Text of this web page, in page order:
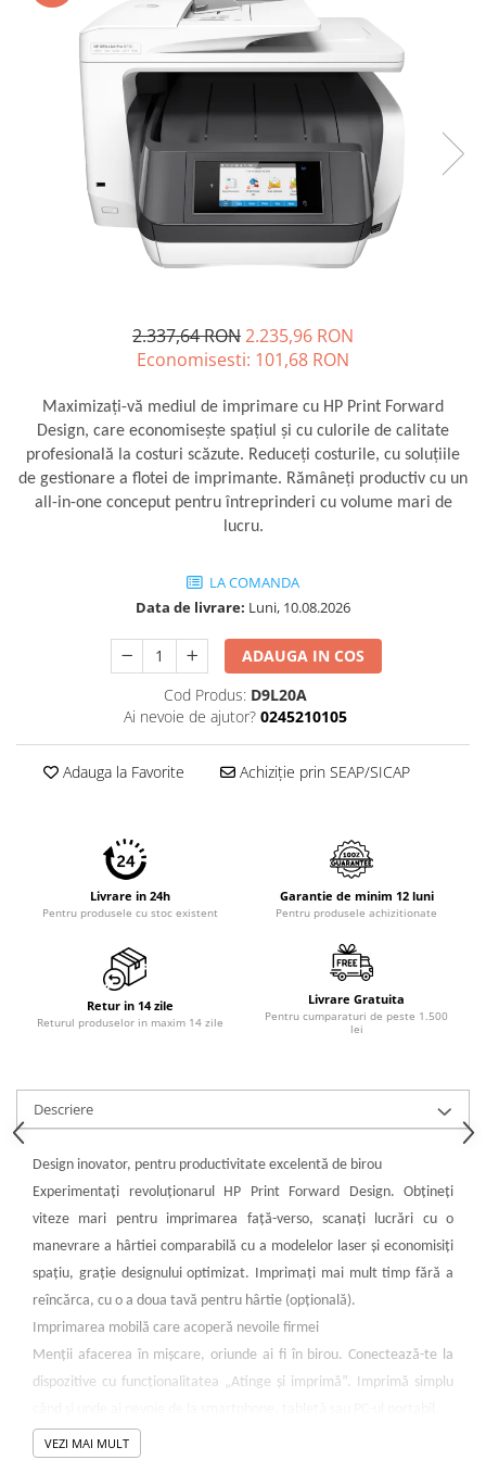
SSD-uri externe
Hard disk-uri externe
Card reader
Placi captura
Adaptoare PCI / PCIe
Accesorii retelistica
2.337,64 RON2.235,96 RON
Economisesti: 101,68 RON
Maximizaţi-vă mediul de imprimare cu HP Print Forward
Design, care economiseşte spaţiul şi cu culorile de calitate
profesională la costuri scăzute. Reduceţi costurile, cu soluţiile
de gestionare a flotei de imprimante. Rămâneţi productiv cu un
all-in-one conceput pentru întreprinderi cu volume mari de
lucru.
LA COMANDA
Data de livrare: Luni, 10.08.2026
ADAUGA IN COS
Cod Produs: D9L20A
Ai nevoie de ajutor? 0245210105
Adauga la Favorite Achiziție prin SEAP/SICAP
Livrare in 24h
Pentru produsele cu stoc existent
Garantie de minim 12 luni
Pentru produsele achizitionate
Retur in 14 zile
Returul produselor in maxim 14 zile
Livrare Gratuita
Pentru cumparaturi de peste 1.500
lei
Descriere
Design inovator, pentru productivitate excelentă de birou
Experimentaţi revoluţionarul HP Print Forward Design. Obţineţi
viteze mari pentru imprimarea faţă-verso, scanaţi lucrări cu o
manevrare a hârtiei comparabilă cu a modelelor laser şi economisiţi
spaţiu, graţie designului optimizat. Imprimaţi mai mult timp fără a
reîncărca, cu o a doua tavă pentru hârtie (opţională).
Imprimarea mobilă care acoperă nevoile firmei
Menţii afacerea în mişcare, oriunde ai fi în birou. Conectează-te la
dispozitive cu funcţionalitatea „Atinge şi imprimă”. Imprimă simplu
Control şi gestionare superioară a flotei de imprimante
VEZI MAI MULT